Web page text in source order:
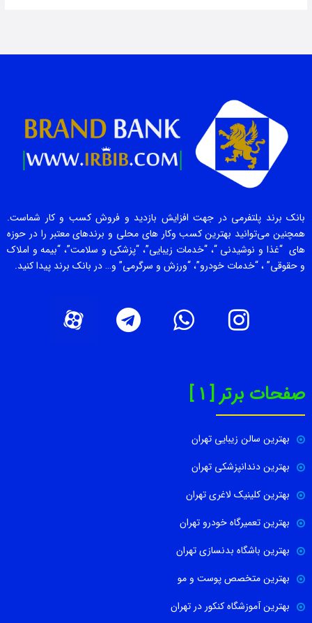
بانک برند پلتفرمی در جهت افزایش بازدید و فروش کسب و کار شماست.
همچنین می‌توانید بهترین کسب وکار های محلی و برندهای معتبر را در حوزه
های “غذا و نوشیدنی “، “خدمات زیبایی”، “پزشکی و سلامت”، “بیمه و املاک
و حقوقی” ، “خدمات خودرو”، “ورزش و سرگرمی” و… در بانک برند پیدا کنید.
صفحات برتر [ 1 ]
بهترین سالن زیبایی تهران
بهترین دندانپزشکی تهران
بهترین کلینیک لاغری تهران
بهترین تعمیرگاه خودرو تهران
بهترین باشگاه بدنسازی تهران
بهترین متخصص پوست و مو
بهترین آموزشگاه کنکور در تهران